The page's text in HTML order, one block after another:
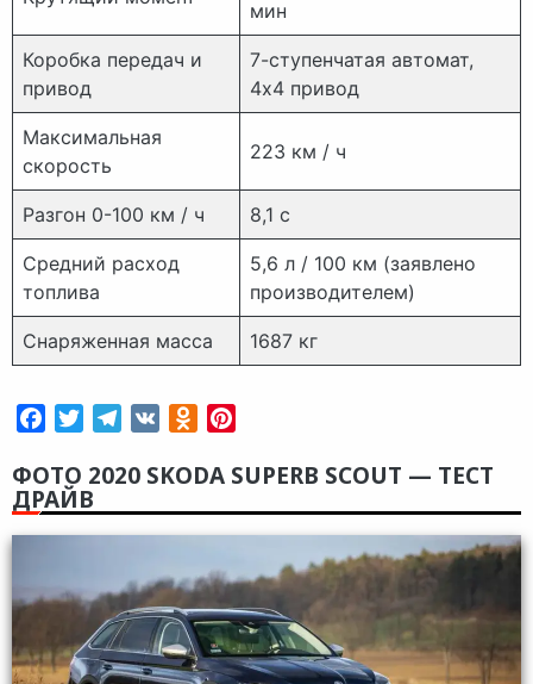
мин
Коробка передач и
привод
7-ступенчатая автомат,
4х4 привод
Максимальная
скорость
223 км / ч
Разгон 0-100 км / ч 8,1 с
Средний расход
топлива
5,6 л / 100 км (заявлено
производителем)
Снаряженная масса 1687 кг
FacebookTwitterTelegram
VK Odnoklassniki
ФОТО 2020 SKODA SUPERB SCOUT — ТЕСТ
ДРАЙВ